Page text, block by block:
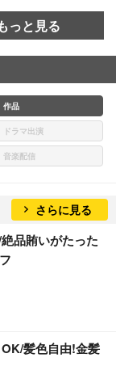
っと見る
作品
ドラマ出演
音楽配信
さらに見る
品賄いがたった
髪色自由!金髪